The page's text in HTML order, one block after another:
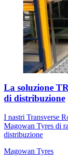
La soluzione
di distribuzione
I nastri Transverse
Magowan Tyres di
distribuzione
Magowan Tyres